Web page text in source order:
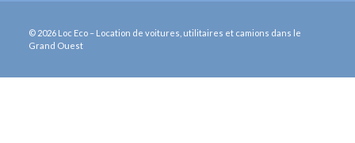
© 2026 Loc Eco – Location de voitures, utilitaires et camions dans le
Grand Ouest